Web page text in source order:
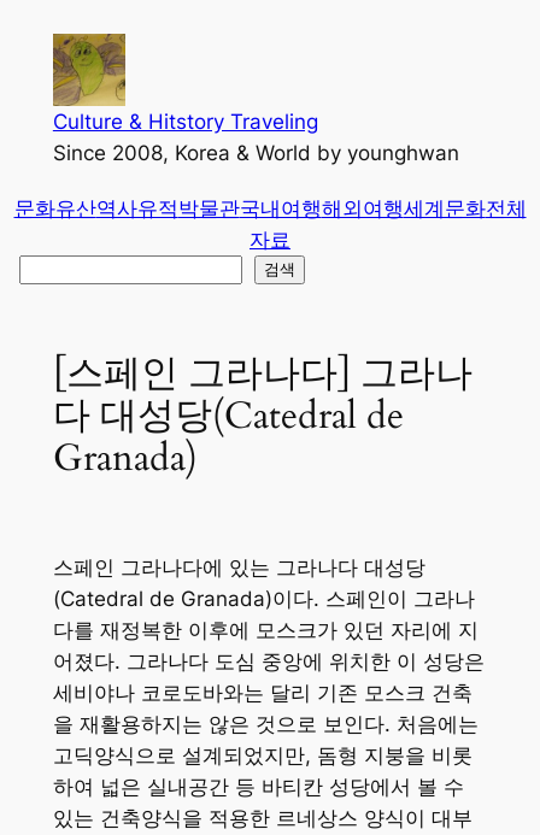
가
Culture & Hitstory Traveling
Since 2008, Korea & World by younghwan
문화유산역사유적박물관국내여행해외여행세계문화전체
자료
검색
[스페인 그라나다] 그라나
다 대성당(Catedral de
Granada)
스페인 그라나다에 있는 그라나다 대성당
(Catedral de Granada)이다. 스페인이 그라나
다를 재정복한 이후에 모스크가 있던 자리에 지
어졌다. 그라나다 도심 중앙에 위치한 이 성당은
세비야나 코로도바와는 달리 기존 모스크 건축
을 재활용하지는 않은 것으로 보인다. 처음에는
고딕양식으로 설계되었지만, 돔형 지붕을 비롯
하여 넓은 실내공간 등 바티칸 성당에서 볼 수
있는 건축양식을 적용한 르네상스 양식이 대부